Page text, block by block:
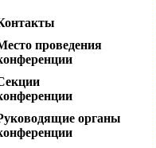
проведения
органы